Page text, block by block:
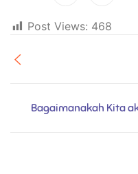
Post Views: 468
Bagaimanakah Kita